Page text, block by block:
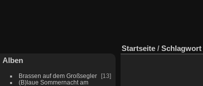
Alben
Brassen auf dem Großsegler
13
(B)laue Sommernacht am
Startseite / Schlagwort